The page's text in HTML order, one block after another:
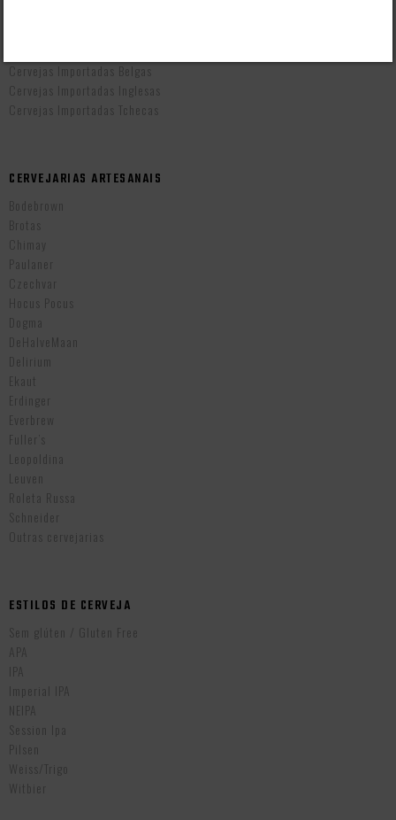
Cervejas Importadas Belgas
Cervejas Importadas Inglesas
Cervejas Importadas Tchecas
CERVEJARIAS ARTESANAIS
Bodebrown
Brotas
Chimay
Paulaner
Czechvar
Hocus Pocus
Dogma
DeHalveMaan
Delirium
Ekaut
Erdinger
Everbrew
Fuller’s
Leopoldina
Leuven
Roleta Russa
Schneider
Outras cervejarias
ESTILOS DE CERVEJA
Sem glúten / Gluten Free
APA
IPA
Imperial IPA
NEIPA
Session Ipa
Pilsen
Weiss/Trigo
Witbier